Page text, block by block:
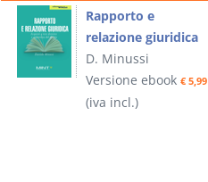
Rapporto e
relazione giuridica
D. Minussi
Versione ebook € 5,99
(iva incl.)